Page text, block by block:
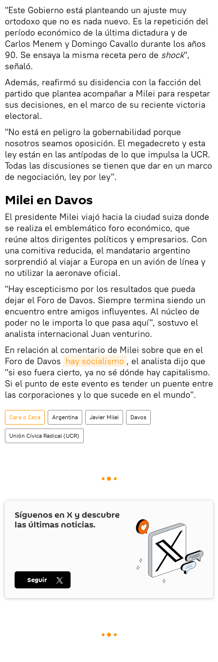
"Este Gobierno está planteando un ajuste muy
ortodoxo que no es nada nuevo. Es la repetición del
período económico de la última dictadura y de
Carlos Menem y Domingo Cavallo durante los años
90. Se ensaya la misma receta pero de shock",
señaló.
Además, reafirmó su disidencia con la facción del
partido que plantea acompañar a Milei para respetar
sus decisiones, en el marco de su reciente victoria
electoral.
"No está en peligro la gobernabilidad porque
nosotros seamos oposición. El megadecreto y esta
ley están en las antípodas de lo que impulsa la UCR.
Todas las discusiones se tienen que dar en un marco
de negociación, ley por ley".
Milei en Davos
El presidente Milei viajó hacia la ciudad suiza donde
se realiza el emblemático foro económico, que
reúne altos dirigentes políticos y empresarios. Con
una comitiva reducida, el mandatario argentino
sorprendió al viajar a Europa en un avión de línea y
no utilizar la aeronave oficial.
"Hay escepticismo por los resultados que pueda
dejar el Foro de Davos. Siempre termina siendo un
encuentro entre amigos influyentes. Al núcleo de
poder no le importa lo que pasa aquí", sostuvo el
analista internacional Juan venturino.
En relación al comentario de Milei sobre que en el
Foro de Davos hay socialismo , el analista dijo que
"si eso fuera cierto, ya no sé dónde hay capitalismo.
Si el punto de este evento es tender un puente entre
las corporaciones y lo que sucede en el mundo".
Cara o Ceca Argentina Javier Milei Davos
Unión Cívica Radical (UCR)
Síguenos en X y descubre
las últimas noticias.
Seguir